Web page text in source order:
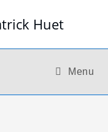
Huet
Menu